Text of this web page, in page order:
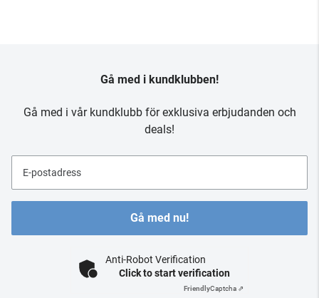
Gå med i kundklubben!
Gå med i vår kundklubb för exklusiva erbjudanden och
deals!
E-postadress
Gå med nu!
Anti-Robot Verification
Click to start verification
FriendlyCaptcha ⇗